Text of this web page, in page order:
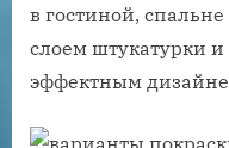
в гостиной,
слоем штукатурки
эффектным